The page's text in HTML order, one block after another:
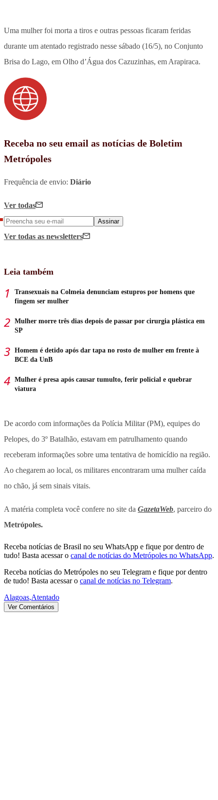
Uma mulher foi morta a tiros e outras pessoas ficaram feridas
durante um atentado registrado nesse sábado (16/5), no Conjunto
Brisa do Lago, em Olho d’Água dos Cazuzinhas, em Arapiraca.
Receba no seu email as notícias de Boletim
Metrópoles
Frequência de envio: Diário
Ver todas
Assinar
Ver todas as newsletters
Leia também
Transexuais na Colmeia denunciam estupros por homens que
fingem ser mulher
Mulher morre três dias depois de passar por cirurgia plástica em
SP
Homem é detido após dar tapa no rosto de mulher em frente à
BCE da UnB
Mulher é presa após causar tumulto, ferir policial e quebrar
viatura
De acordo com informações da Polícia Militar (PM), equipes do
Pelopes, do 3º Batalhão, estavam em patrulhamento quando
receberam informações sobre uma tentativa de homicídio na região.
Ao chegarem ao local, os militares encontraram uma mulher caída
no chão, já sem sinais vitais.
A matéria completa você confere no site da GazetaWeb, parceiro do
Metrópoles.
Receba notícias de Brasil no seu WhatsApp e fique por dentro de
tudo! Basta acessar o canal de notícias do Metrópoles no WhatsApp.
Receba notícias do Metrópoles no seu Telegram e fique por dentro
de tudo! Basta acessar o canal de notícias no Telegram.
Alagoas,Atentado
Ver Comentários